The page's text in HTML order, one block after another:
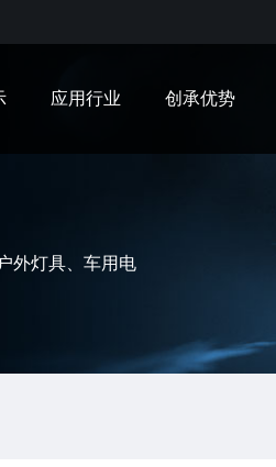
应用行业 创承优势
外灯具、车用电